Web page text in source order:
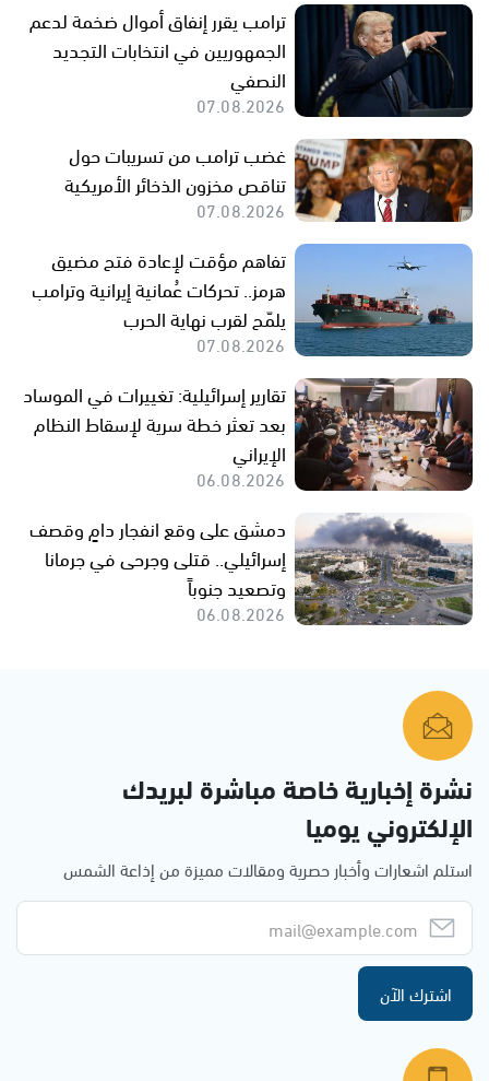
ترامب يقرر إنفاق أموال ضخمة لدعم
الجمهوريين في انتخابات التجديد
النصفي
07.08.2026
غضب ترامب من تسريبات حول
تناقص مخزون الذخائر الأمريكية
07.08.2026
تفاهم مؤقت لإعادة فتح مضيق
هرمز.. تحركات عُمانية إيرانية وترامب
يلمّح لقرب نهاية الحرب
07.08.2026
تقارير إسرائيلية: تغييرات في الموساد
بعد تعثر خطة سرية لإسقاط النظام
الإيراني
06.08.2026
دمشق على وقع انفجار دامٍ وقصف
إسرائيلي.. قتلى وجرحى في جرمانا
وتصعيد جنوباً
06.08.2026
نشرة إخبارية خاصة مباشرة لبريدك
الإلكتروني يوميا
استلم اشعارات وأخبار حصرية ومقالات مميزة من إذاعة الشمس
اشترك الآن